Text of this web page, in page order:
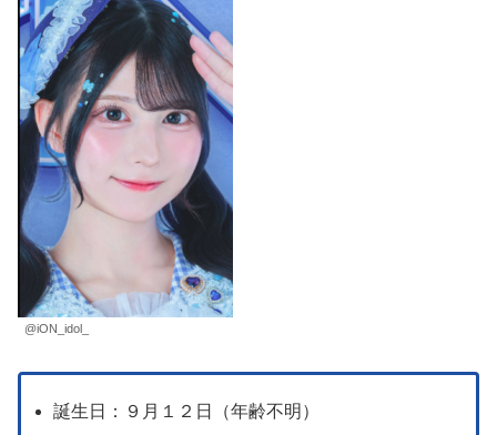
@iON_idol_
誕生日：９月１２日（年齢不明）